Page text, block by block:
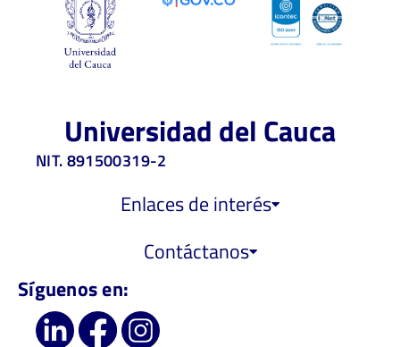
Universidad del Cauca
NIT. 891500319-2
Enlaces de interés
Contáctanos
Síguenos en: